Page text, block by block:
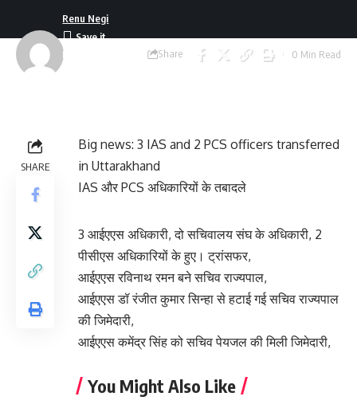
Last updated:
Renu Negi
Share 0 Min Read
SHARE
Big news: 3 IAS and 2 PCS officers transferred
in Uttarakhand
IAS और PCS अधिकारियों के तबादले
3 आईएएस अधिकारी, दो सचिवालय संघ के अधिकारी, 2
पीसीएस अधिकारियों के हुए। ट्रांसफर,
आईएएस रविनाथ रमन बने सचिव राज्यपाल,
आईएएस डॉ रंजीत कुमार सिन्हा से हटाई गई सचिव राज्यपाल
की जिमेदारी,
आईएएस कमेंद्र सिंह को सचिव पेयजल की मिली जिमेदारी,
You Might Also Like